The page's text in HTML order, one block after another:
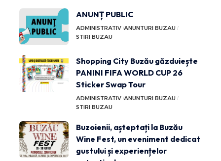
ANUNȚ PUBLIC
ADMINISTRATIV ANUNTURI BUZAU
STIRI BUZAU
Shopping City Buzău găzduiește
PANINI FIFA WORLD CUP 26
Sticker Swap Tour
ADMINISTRATIV ANUNTURI BUZAU
STIRI BUZAU
Buzoienii, așteptați la Buzău
Wine Fest, un eveniment dedicat
gustului și experiențelor